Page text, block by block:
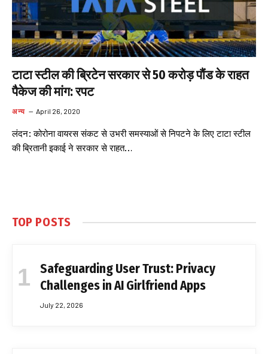
टाटा स्टील की ब्रिटेन सरकार से 50 करोड़ पौंड के राहत
पैकेज की मांग: रपट
अन्य April 26, 2020
लंदन: कोरोना वायरस संकट से उभरी समस्याओं से निपटने के लिए टाटा स्टील
की ब्रितानी इकाई ने सरकार से राहत…
TOP POSTS
Safeguarding User Trust: Privacy
Challenges in AI Girlfriend Apps
July 22, 2026